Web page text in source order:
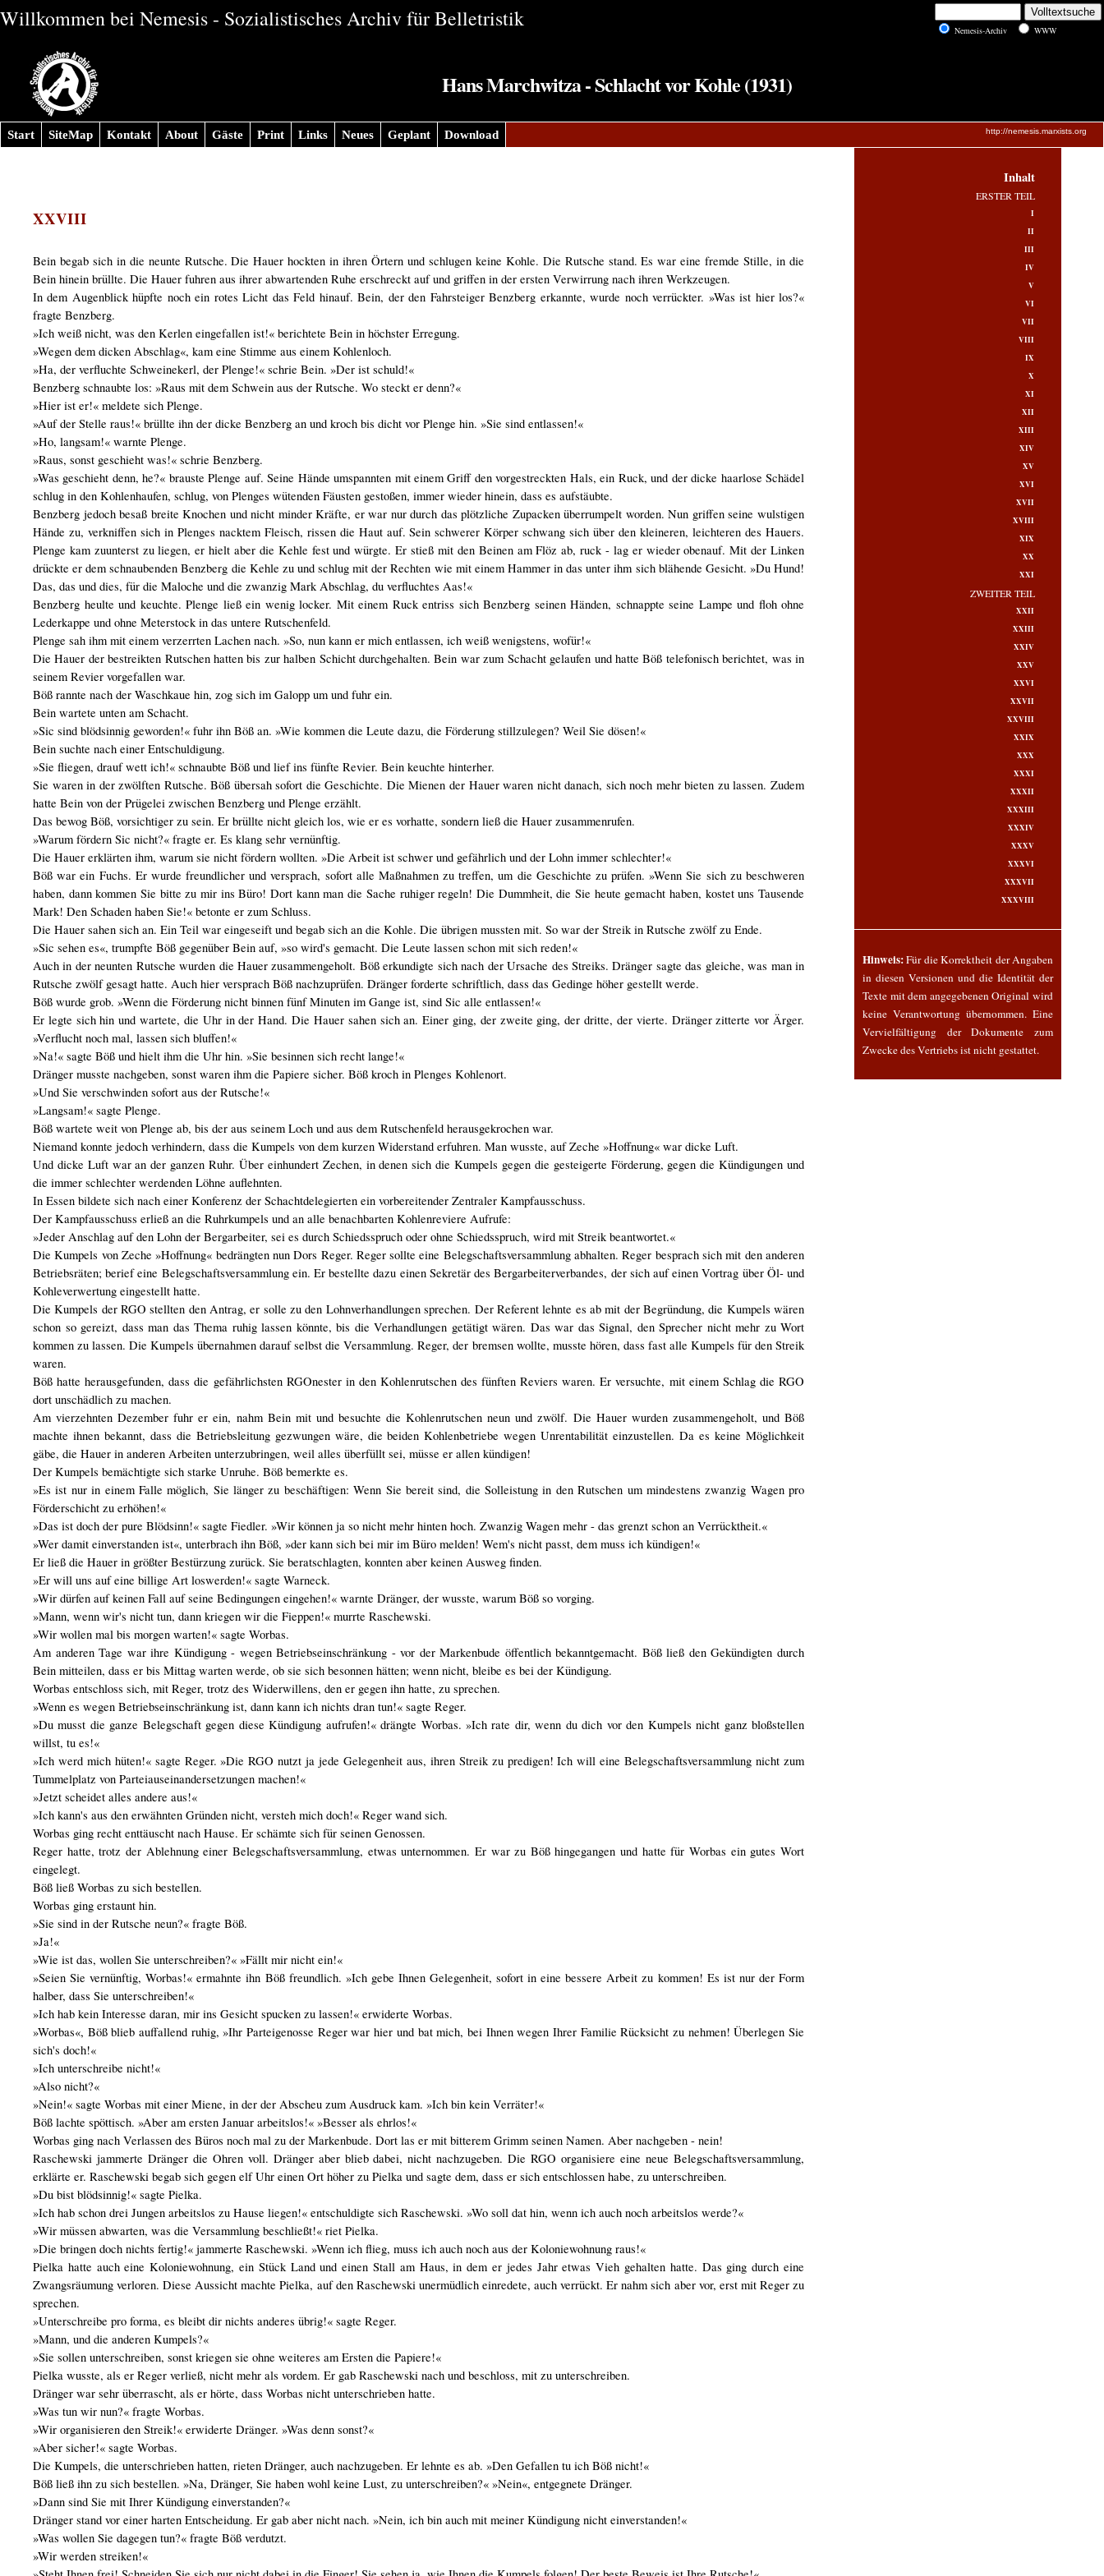
Nemesis-Archiv WWW
Willkommen bei Nemesis - Sozialistisches Archiv für Belletristik
Hans Marchwitza - Schlacht vor Kohle (1931)
Start SiteMap Kontakt About Gäste Print Links Neues Geplant Download http://nemesis.marxists.org
XXVIII
Bein begab sich in die neunte Rutsche. Die Hauer hockten in ihren Örtern und schlugen keine Kohle. Die Rutsche stand. Es war eine fremde Stille, in die
Bein hinein brüllte. Die Hauer fuhren aus ihrer abwartenden Ruhe erschreckt auf und griffen in der ersten Verwirrung nach ihren Werkzeugen.
In dem Augenblick hüpfte noch ein rotes Licht das Feld hinauf. Bein, der den Fahrsteiger Benzberg erkannte, wurde noch verrückter. »Was ist hier los?«
fragte Benzberg.
»Ich weiß nicht, was den Kerlen eingefallen ist!« berichtete Bein in höchster Erregung.
»Wegen dem dicken Abschlag«, kam eine Stimme aus einem Kohlenloch.
»Ha, der verfluchte Schweinekerl, der Plenge!« schrie Bein. »Der ist schuld!«
Benzberg schnaubte los: »Raus mit dem Schwein aus der Rutsche. Wo steckt er denn?«
»Hier ist er!« meldete sich Plenge.
»Auf der Stelle raus!« brüllte ihn der dicke Benzberg an und kroch bis dicht vor Plenge hin. »Sie sind entlassen!«
»Ho, langsam!« warnte Plenge.
»Raus, sonst geschieht was!« schrie Benzberg.
»Was geschieht denn, he?« brauste Plenge auf. Seine Hände umspannten mit einem Griff den vorgestreckten Hals, ein Ruck, und der dicke haarlose Schädel
schlug in den Kohlenhaufen, schlug, von Plenges wütenden Fäusten gestoßen, immer wieder hinein, dass es aufstäubte.
Benzberg jedoch besaß breite Knochen und nicht minder Kräfte, er war nur durch das plötzliche Zupacken überrumpelt worden. Nun griffen seine wulstigen
Hände zu, verkniffen sich in Plenges nacktem Fleisch, rissen die Haut auf. Sein schwerer Körper schwang sich über den kleineren, leichteren des Hauers.
Plenge kam zuunterst zu liegen, er hielt aber die Kehle fest und würgte. Er stieß mit den Beinen am Flöz ab, ruck - lag er wieder obenauf. Mit der Linken
drückte er dem schnaubenden Benzberg die Kehle zu und schlug mit der Rechten wie mit einem Hammer in das unter ihm sich blähende Gesicht. »Du Hund!
Das, das und dies, für die Maloche und die zwanzig Mark Abschlag, du verfluchtes Aas!«
Benzberg heulte und keuchte. Plenge ließ ein wenig locker. Mit einem Ruck entriss sich Benzberg seinen Händen, schnappte seine Lampe und floh ohne
Lederkappe und ohne Meterstock in das untere Rutschenfeld.
Plenge sah ihm mit einem verzerrten Lachen nach. »So, nun kann er mich entlassen, ich weiß wenigstens, wofür!«
Die Hauer der bestreikten Rutschen hatten bis zur halben Schicht durchgehalten. Bein war zum Schacht gelaufen und hatte Böß telefonisch berichtet, was in
seinem Revier vorgefallen war.
Böß rannte nach der Waschkaue hin, zog sich im Galopp um und fuhr ein.
Bein wartete unten am Schacht.
»Sic sind blödsinnig geworden!« fuhr ihn Böß an. »Wie kommen die Leute dazu, die Förderung stillzulegen? Weil Sie dösen!«
Bein suchte nach einer Entschuldigung.
»Sie fliegen, drauf wett ich!« schnaubte Böß und lief ins fünfte Revier. Bein keuchte hinterher.
Sie waren in der zwölften Rutsche. Böß übersah sofort die Geschichte. Die Mienen der Hauer waren nicht danach, sich noch mehr bieten zu lassen. Zudem
hatte Bein von der Prügelei zwischen Benzberg und Plenge erzählt.
Das bewog Böß, vorsichtiger zu sein. Er brüllte nicht gleich los, wie er es vorhatte, sondern ließ die Hauer zusammenrufen.
»Warum fördern Sic nicht?« fragte er. Es klang sehr vernünftig.
Die Hauer erklärten ihm, warum sie nicht fördern wollten. »Die Arbeit ist schwer und gefährlich und der Lohn immer schlechter!«
Böß war ein Fuchs. Er wurde freundlicher und versprach, sofort alle Maßnahmen zu treffen, um die Geschichte zu prüfen. »Wenn Sie sich zu beschweren
haben, dann kommen Sie bitte zu mir ins Büro! Dort kann man die Sache ruhiger regeln! Die Dummheit, die Sie heute gemacht haben, kostet uns Tausende
Mark! Den Schaden haben Sie!« betonte er zum Schluss.
Die Hauer sahen sich an. Ein Teil war eingeseift und begab sich an die Kohle. Die übrigen mussten mit. So war der Streik in Rutsche zwölf zu Ende.
»Sic sehen es«, trumpfte Böß gegenüber Bein auf, »so wird's gemacht. Die Leute lassen schon mit sich reden!«
Auch in der neunten Rutsche wurden die Hauer zusammengeholt. Böß erkundigte sich nach der Ursache des Streiks. Dränger sagte das gleiche, was man in
Rutsche zwölf gesagt hatte. Auch hier versprach Böß nachzuprüfen. Dränger forderte schriftlich, dass das Gedinge höher gestellt werde.
Böß wurde grob. »Wenn die Förderung nicht binnen fünf Minuten im Gange ist, sind Sic alle entlassen!«
Er legte sich hin und wartete, die Uhr in der Hand. Die Hauer sahen sich an. Einer ging, der zweite ging, der dritte, der vierte. Dränger zitterte vor Ärger.
»Verflucht noch mal, lassen sich bluffen!«
»Na!« sagte Böß und hielt ihm die Uhr hin. »Sie besinnen sich recht lange!«
Dränger musste nachgeben, sonst waren ihm die Papiere sicher. Böß kroch in Plenges Kohlenort.
»Und Sie verschwinden sofort aus der Rutsche!«
»Langsam!« sagte Plenge.
Böß wartete weit von Plenge ab, bis der aus seinem Loch und aus dem Rutschenfeld herausgekrochen war.
Niemand konnte jedoch verhindern, dass die Kumpels von dem kurzen Widerstand erfuhren. Man wusste, auf Zeche »Hoffnung« war dicke Luft.
Und dicke Luft war an der ganzen Ruhr. Über einhundert Zechen, in denen sich die Kumpels gegen die gesteigerte Förderung, gegen die Kündigungen und
die immer schlechter werdenden Löhne auflehnten.
In Essen bildete sich nach einer Konferenz der Schachtdelegierten ein vorbereitender Zentraler Kampfausschuss.
Der Kampfausschuss erließ an die Ruhrkumpels und an alle benachbarten Kohlenreviere Aufrufe:
»Jeder Anschlag auf den Lohn der Bergarbeiter, sei es durch Schiedsspruch oder ohne Schiedsspruch, wird mit Streik beantwortet.«
Die Kumpels von Zeche »Hoffnung« bedrängten nun Dors Reger. Reger sollte eine Belegschaftsversammlung abhalten. Reger besprach sich mit den anderen
Betriebsräten; berief eine Belegschaftsversammlung ein. Er bestellte dazu einen Sekretär des Bergarbeiterverbandes, der sich auf einen Vortrag über Öl- und
Kohleverwertung eingestellt hatte.
Die Kumpels der RGO stellten den Antrag, er solle zu den Lohnverhandlungen sprechen. Der Referent lehnte es ab mit der Begründung, die Kumpels wären
schon so gereizt, dass man das Thema ruhig lassen könnte, bis die Verhandlungen getätigt wären. Das war das Signal, den Sprecher nicht mehr zu Wort
kommen zu lassen. Die Kumpels übernahmen darauf selbst die Versammlung. Reger, der bremsen wollte, musste hören, dass fast alle Kumpels für den Streik
waren.
Böß hatte herausgefunden, dass die gefährlichsten RGOnester in den Kohlenrutschen des fünften Reviers waren. Er versuchte, mit einem Schlag die RGO
dort unschädlich zu machen.
Am vierzehnten Dezember fuhr er ein, nahm Bein mit und besuchte die Kohlenrutschen neun und zwölf. Die Hauer wurden zusammengeholt, und Böß
machte ihnen bekannt, dass die Betriebsleitung gezwungen wäre, die beiden Kohlenbetriebe wegen Unrentabilität einzustellen. Da es keine Möglichkeit
gäbe, die Hauer in anderen Arbeiten unterzubringen, weil alles überfüllt sei, müsse er allen kündigen!
Der Kumpels bemächtigte sich starke Unruhe. Böß bemerkte es.
»Es ist nur in einem Falle möglich, Sie länger zu beschäftigen: Wenn Sie bereit sind, die Solleistung in den Rutschen um mindestens zwanzig Wagen pro
Förderschicht zu erhöhen!«
»Das ist doch der pure Blödsinn!« sagte Fiedler. »Wir können ja so nicht mehr hinten hoch. Zwanzig Wagen mehr - das grenzt schon an Verrücktheit.«
»Wer damit einverstanden ist«, unterbrach ihn Böß, »der kann sich bei mir im Büro melden! Wem's nicht passt, dem muss ich kündigen!«
Er ließ die Hauer in größter Bestürzung zurück. Sie beratschlagten, konnten aber keinen Ausweg finden.
»Er will uns auf eine billige Art loswerden!« sagte Warneck.
»Wir dürfen auf keinen Fall auf seine Bedingungen eingehen!« warnte Dränger, der wusste, warum Böß so vorging.
»Mann, wenn wir's nicht tun, dann kriegen wir die Fieppen!« murrte Raschewski.
»Wir wollen mal bis morgen warten!« sagte Worbas.
Am anderen Tage war ihre Kündigung - wegen Betriebseinschränkung - vor der Markenbude öffentlich bekanntgemacht. Böß ließ den Gekündigten durch
Bein mitteilen, dass er bis Mittag warten werde, ob sie sich besonnen hätten; wenn nicht, bleibe es bei der Kündigung.
Worbas entschloss sich, mit Reger, trotz des Widerwillens, den er gegen ihn hatte, zu sprechen.
»Wenn es wegen Betriebseinschränkung ist, dann kann ich nichts dran tun!« sagte Reger.
»Du musst die ganze Belegschaft gegen diese Kündigung aufrufen!« drängte Worbas. »Ich rate dir, wenn du dich vor den Kumpels nicht ganz bloßstellen
willst, tu es!«
»Ich werd mich hüten!« sagte Reger. »Die RGO nutzt ja jede Gelegenheit aus, ihren Streik zu predigen! Ich will eine Belegschaftsversammlung nicht zum
Tummelplatz von Parteiauseinandersetzungen machen!«
»Jetzt scheidet alles andere aus!«
»Ich kann's aus den erwähnten Gründen nicht, versteh mich doch!« Reger wand sich.
Worbas ging recht enttäuscht nach Hause. Er schämte sich für seinen Genossen.
Reger hatte, trotz der Ablehnung einer Belegschaftsversammlung, etwas unternommen. Er war zu Böß hingegangen und hatte für Worbas ein gutes Wort
eingelegt.
Böß ließ Worbas zu sich bestellen.
Worbas ging erstaunt hin.
»Sie sind in der Rutsche neun?« fragte Böß.
»Ja!«
»Wie ist das, wollen Sie unterschreiben?« »Fällt mir nicht ein!«
»Seien Sie vernünftig, Worbas!« ermahnte ihn Böß freundlich. »Ich gebe Ihnen Gelegenheit, sofort in eine bessere Arbeit zu kommen! Es ist nur der Form
halber, dass Sie unterschreiben!«
»Ich hab kein Interesse daran, mir ins Gesicht spucken zu lassen!« erwiderte Worbas.
»Worbas«, Böß blieb auffallend ruhig, »Ihr Parteigenosse Reger war hier und bat mich, bei Ihnen wegen Ihrer Familie Rücksicht zu nehmen! Überlegen Sie
sich's doch!«
»Ich unterschreibe nicht!«
»Also nicht?«
»Nein!« sagte Worbas mit einer Miene, in der der Abscheu zum Ausdruck kam. »Ich bin kein Verräter!«
Böß lachte spöttisch. »Aber am ersten Januar arbeitslos!« »Besser als ehrlos!«
Worbas ging nach Verlassen des Büros noch mal zu der Markenbude. Dort las er mit bitterem Grimm seinen Namen. Aber nachgeben - nein!
Raschewski jammerte Dränger die Ohren voll. Dränger aber blieb dabei, nicht nachzugeben. Die RGO organisiere eine neue Belegschaftsversammlung,
erklärte er. Raschewski begab sich gegen elf Uhr einen Ort höher zu Pielka und sagte dem, dass er sich entschlossen habe, zu unterschreiben.
»Du bist blödsinnig!« sagte Pielka.
»Ich hab schon drei Jungen arbeitslos zu Hause liegen!« entschuldigte sich Raschewski. »Wo soll dat hin, wenn ich auch noch arbeitslos werde?«
»Wir müssen abwarten, was die Versammlung beschließt!« riet Pielka.
»Die bringen doch nichts fertig!« jammerte Raschewski. »Wenn ich flieg, muss ich auch noch aus der Koloniewohnung raus!«
Pielka hatte auch eine Koloniewohnung, ein Stück Land und einen Stall am Haus, in dem er jedes Jahr etwas Vieh gehalten hatte. Das ging durch eine
Zwangsräumung verloren. Diese Aussicht machte Pielka, auf den Raschewski unermüdlich einredete, auch verrückt. Er nahm sich aber vor, erst mit Reger zu
sprechen.
»Unterschreibe pro forma, es bleibt dir nichts anderes übrig!« sagte Reger.
»Mann, und die anderen Kumpels?«
»Sie sollen unterschreiben, sonst kriegen sie ohne weiteres am Ersten die Papiere!«
Pielka wusste, als er Reger verließ, nicht mehr als vordem. Er gab Raschewski nach und beschloss, mit zu unterschreiben.
Dränger war sehr überrascht, als er hörte, dass Worbas nicht unterschrieben hatte.
»Was tun wir nun?« fragte Worbas.
»Wir organisieren den Streik!« erwiderte Dränger. »Was denn sonst?«
»Aber sicher!« sagte Worbas.
Die Kumpels, die unterschrieben hatten, rieten Dränger, auch nachzugeben. Er lehnte es ab. »Den Gefallen tu ich Böß nicht!«
Böß ließ ihn zu sich bestellen. »Na, Dränger, Sie haben wohl keine Lust, zu unterschreiben?« »Nein«, entgegnete Dränger.
»Dann sind Sie mit Ihrer Kündigung einverstanden?«
Dränger stand vor einer harten Entscheidung. Er gab aber nicht nach. »Nein, ich bin auch mit meiner Kündigung nicht einverstanden!«
»Was wollen Sie dagegen tun?« fragte Böß verdutzt.
»Wir werden streiken!«
Inhalt
ERSTER TEIL
I
II
III
IV
V
VI
VII
VIII
IX
X
XI
XII
XIII
XIV
XV
XVI
XVII
XVIII
XIX
XX
XXI
ZWEITER TEIL
XXII
XXIII
XXIV
XXV
XXVI
XXVII
XXVIII
XXIX
XXX
XXXI
XXXII
XXXIII
XXXIV
XXXV
XXXVI
XXXVII
XXXVIII
Hinweis:Für die Korrektheit der Angaben
in diesen Versionen und die Identität der
Texte mit dem angegebenen Original wird
keine Verantwortung übernommen. Eine
Vervielfältigung der Dokumente zum
Zwecke des Vertriebs ist nicht gestattet.